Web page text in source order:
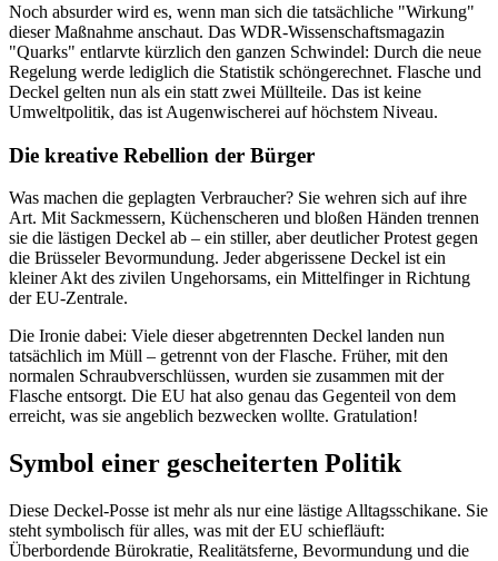
Noch absurder wird es, wenn man sich die tatsächliche "Wirkung"
dieser Maßnahme anschaut. Das WDR-Wissenschaftsmagazin
"Quarks" entlarvte kürzlich den ganzen Schwindel: Durch die neue
Regelung werde lediglich die Statistik schöngerechnet. Flasche und
Deckel gelten nun als ein statt zwei Müllteile. Das ist keine
Umweltpolitik, das ist Augenwischerei auf höchstem Niveau.
Die kreative Rebellion der Bürger
Was machen die geplagten Verbraucher? Sie wehren sich auf ihre
Art. Mit Sackmessern, Küchenscheren und bloßen Händen trennen
sie die lästigen Deckel ab – ein stiller, aber deutlicher Protest gegen
die Brüsseler Bevormundung. Jeder abgerissene Deckel ist ein
kleiner Akt des zivilen Ungehorsams, ein Mittelfinger in Richtung
der EU-Zentrale.
Die Ironie dabei: Viele dieser abgetrennten Deckel landen nun
tatsächlich im Müll – getrennt von der Flasche. Früher, mit den
normalen Schraubverschlüssen, wurden sie zusammen mit der
Flasche entsorgt. Die EU hat also genau das Gegenteil von dem
erreicht, was sie angeblich bezwecken wollte. Gratulation!
Symbol einer gescheiterten Politik
Diese Deckel-Posse ist mehr als nur eine lästige Alltagsschikane. Sie
steht symbolisch für alles, was mit der EU schiefläuft:
Überbordende Bürokratie, Realitätsferne, Bevormundung und die